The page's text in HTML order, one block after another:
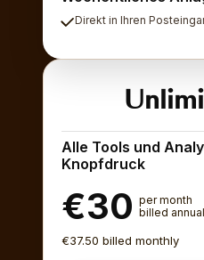
Direkt in Ihren
Alle Tools und
Knopfdruck
€30 per month
billed
€37.50 billed monthly